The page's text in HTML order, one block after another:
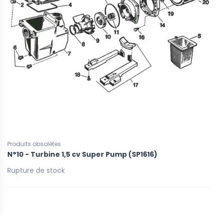
Produits obsolètes
N°10 - Turbine 1,5 cv Super Pump (SP1616)
Rupture de stock